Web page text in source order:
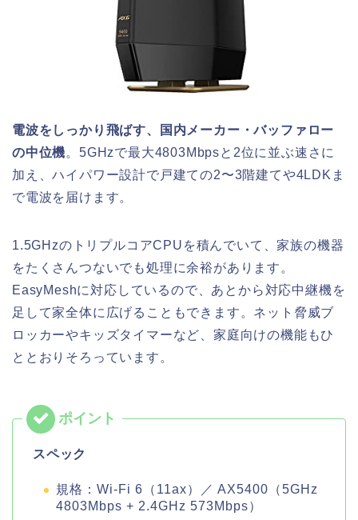
電波をしっかり飛ばす、国内メーカー・バッファロー
の中位機。5GHzで最大4803Mbpsと2位に並ぶ速さに
加え、ハイパワー設計で戸建ての2〜3階建てや4LDKま
で電波を届けます。
1.5GHzのトリプルコアCPUを積んでいて、家族の機器
をたくさんつないでも処理に余裕があります。
EasyMeshに対応しているので、あとから対応中継機を
足して家全体に広げることもできます。ネット脅威ブ
ロッカーやキッズタイマーなど、家庭向けの機能もひ
ととおりそろっています。
スペック
規格：Wi-Fi 6（11ax）／ AX5400（5GHz
4803Mbps + 2.4GHz 573Mbps）